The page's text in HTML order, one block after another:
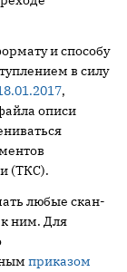
и способу
в силу
,
описи
(ТКС).
любые скан-
к ним. Для
приказом